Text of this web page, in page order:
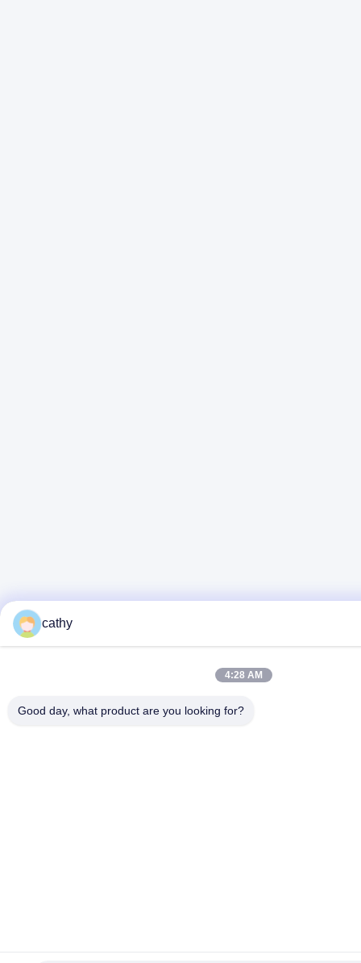
cathy
4:28 AM
Good day, what product are you looking for?